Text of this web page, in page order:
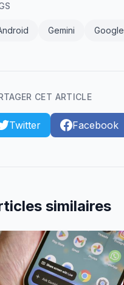
Gemini Google
CET ARTICLE
Twitter Facebook
similaires